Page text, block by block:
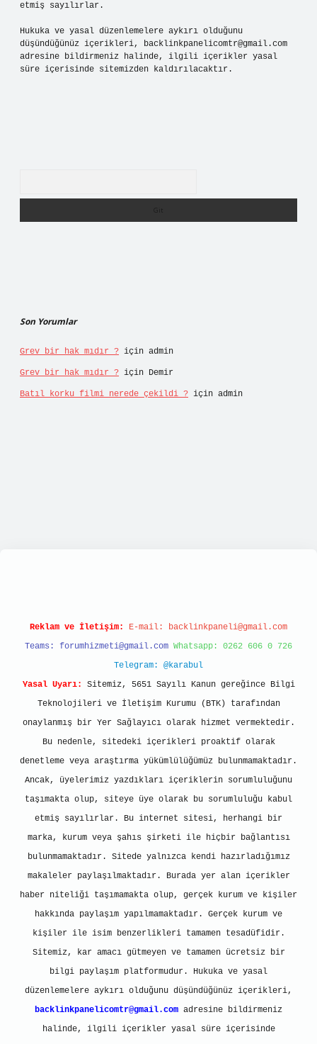
etmiş sayılırlar.
Hukuka ve yasal düzenlemelere aykırı olduğunu
düşündüğünüz içerikleri, backlinkpanelicomtr@gmail.com
adresine bildirmeniz halinde, ilgili içerikler yasal
süre içerisinde sitemizden kaldırılacaktır.
Son Yorumlar
Grev bir hak mıdır ? için admin
Grev bir hak mıdır ? için Demir
Batıl korku filmi nerede çekildi ? için admin
Reklam ve İletişim: E-mail: backlinkpaneli@gmail.com
Teams: forumhizmeti@gmail.com Whatsapp: 0262 606 0 726
Telegram: @karabul
Yasal Uyarı:
Sitemiz, 5651 Sayılı Kanun gereğince Bilgi
Teknolojileri ve İletişim Kurumu (BTK) tarafından
onaylanmış bir Yer Sağlayıcı olarak hizmet vermektedir.
Bu nedenle, sitedeki içerikleri proaktif olarak
denetleme veya araştırma yükümlülüğümüz bulunmamaktadır.
Ancak, üyelerimiz yazdıkları içeriklerin sorumluluğunu
taşımakta olup, siteye üye olarak bu sorumluluğu kabul
etmiş sayılırlar. Bu internet sitesi, herhangi bir
marka, kurum veya şahıs şirketi ile hiçbir bağlantısı
bulunmamaktadır. Sitede yalnızca kendi hazırladığımız
makaleler paylaşılmaktadır. Burada yer alan içerikler
haber niteliği taşımamakta olup, gerçek kurum ve kişiler
hakkında paylaşım yapılmamaktadır. Gerçek kurum ve
kişiler ile isim benzerlikleri tamamen tesadüfidir.
Sitemiz, kar amacı gütmeyen ve tamamen ücretsiz bir
bilgi paylaşım platformudur. Hukuka ve yasal
düzenlemelere aykırı olduğunu düşündüğünüz içerikleri,
backlinkpanelicomtr@gmail.com adresine bildirmeniz
halinde, ilgili içerikler yasal süre içerisinde